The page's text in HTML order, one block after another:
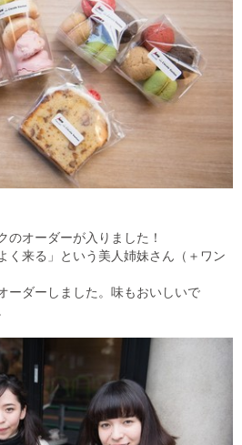
のオーダーが入りました！
く来る」という美人姉妹さん（＋ワン
ーダーしました。味もおいしいで